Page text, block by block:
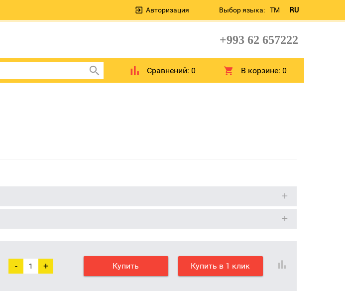
Выбор языка: TM RU
Авторизация
+993 62 657222
Сравнений: 0 В корзине:0
- + Купить Купить в 1 клик